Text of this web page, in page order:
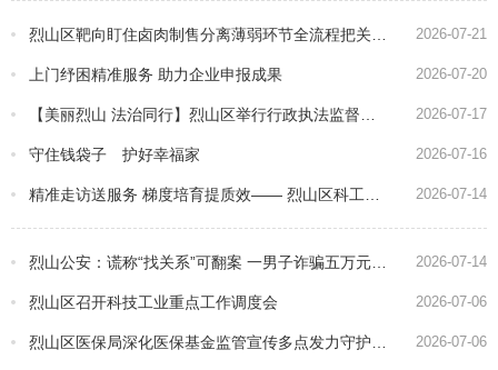
2026-07-21
2026-07-20
上门纾困精准服务 助力企业申报成果
2026-07-17
2026-07-16
守住钱袋子 护好幸福家
2026-07-14
2026-07-14
2026-07-06
烈山区召开科技工业重点工作调度会
2026-07-06